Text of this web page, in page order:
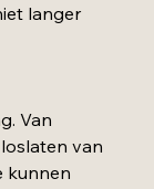
langer
Van
van
kunnen